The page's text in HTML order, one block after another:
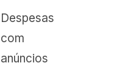
Despesas
com
anúncios